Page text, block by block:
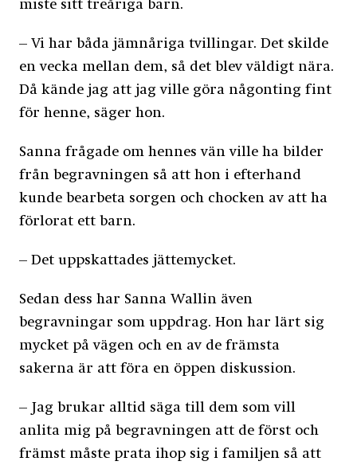
miste sitt treåriga barn.
– Vi har båda jämnåriga tvillingar. Det skilde
en vecka mellan dem, så det blev väldigt nära.
Då kände jag att jag ville göra någonting fint
för henne, säger hon.
Sanna frågade om hennes vän ville ha bilder
från begravningen så att hon i efterhand
kunde bearbeta sorgen och chocken av att ha
förlorat ett barn.
– Det uppskattades jättemycket.
Sedan dess har Sanna Wallin även
begravningar som uppdrag. Hon har lärt sig
mycket på vägen och en av de främsta
sakerna är att föra en öppen diskussion.
– Jag brukar alltid säga till dem som vill
anlita mig på begravningen att de först och
främst måste prata ihop sig i familjen så att